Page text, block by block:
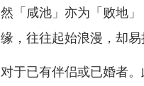
然「咸池」亦为「败地
缘，往往起始浪漫，却
对于已有伴侣或已婚者